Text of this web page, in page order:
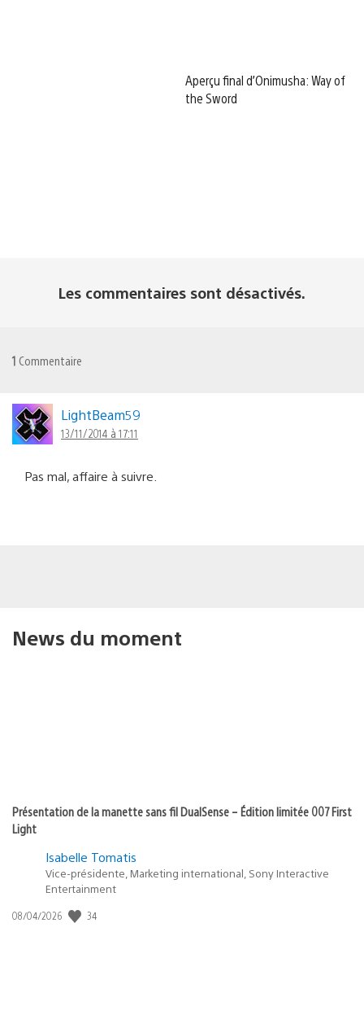
Aperçu final d’Onimusha: Way of
the Sword
Les commentaires sont désactivés.
1 Commentaire
LightBeam59
13/11/2014 à 17:11
Pas mal, affaire à suivre.
News du moment
Présentation de la manette sans fil DualSense – Édition limitée 007 First
Light
Isabelle Tomatis
Vice-présidente, Marketing international, Sony Interactive
Entertainment
Date
08/04/2026 34